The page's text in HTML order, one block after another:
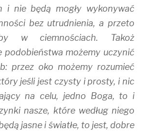
i nie będą mogły wykonywać
bez utrudnienia, a przeto
w ciemnościach. Takoż
podobieństwa możemy uczynić
przez oko możemy rozumieć
jeśli jest czysty i prosty, i nic
na celu, jedno Boga, to i
nasze, które według niego
jasne i światłe, to jest, dobre